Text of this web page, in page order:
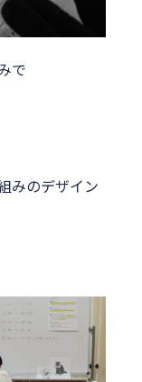
で
みのデザイン